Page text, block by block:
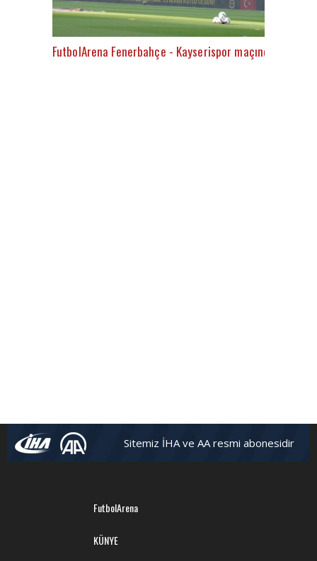
FutbolArena Fenerbahçe - Kayserispor maçında
Sitemiz İHA ve AA resmi abonesidir
FutbolArena
KÜNYE